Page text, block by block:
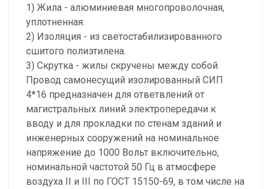
1) Жила - алюминиевая многопроволочная,
уплотненная.
2) Изоляция - из светостабилизированного
сшитого полиэтилена.
3) Скрутка - жилы скручены между собой.
Провод самонесущий изолированный СИП
4*16 предназначен для ответвлений от
магистральных линий электропередачи к
вводу и для прокладки по стенам зданий и
инженерных сооружений на номинальное
напряжение до 1000 Вольт включительно,
номинальной частотой 50 Гц в атмосфере
воздуха II и III по ГОСТ 15150-69, в том числе на